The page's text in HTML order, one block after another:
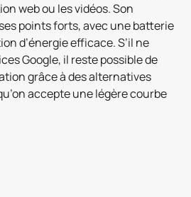
web ou les vidéos. Son
points forts, avec une batterie
d’énergie efficace. S’il ne
Google, il reste possible de
grâce à des alternatives
accepte une légère courbe